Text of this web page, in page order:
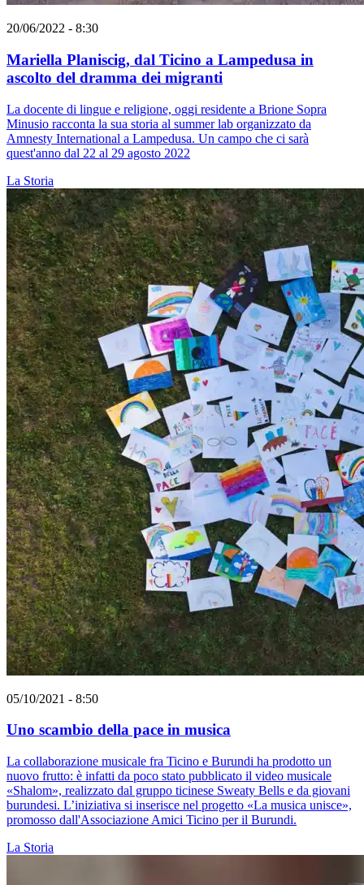
20/06/2022 - 8:30
Mariella Planiscig, dal Ticino a Lampedusa in
ascolto del dramma dei migranti
La docente di lingue e religione, oggi residente a Brione Sopra
Minusio racconta la sua storia al summer lab organizzato da
Amnesty International a Lampedusa. Un campo che ci sarà
quest'anno dal 22 al 29 agosto 2022
La Storia
05/10/2021 - 8:50
Uno scambio della pace in musica
La collaborazione musicale fra Ticino e Burundi ha prodotto un
nuovo frutto: è infatti da poco stato pubblicato il video musicale
«Shalom», realizzato dal gruppo ticinese Sweaty Bells e da giovani
burundesi. L’iniziativa si inserisce nel progetto «La musica unisce»,
promosso dall'Associazione Amici Ticino per il Burundi.
La Storia